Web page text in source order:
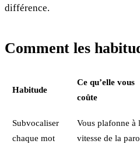
différence.
Comment les
Habitude
Ce qu’elle vous
coûte
Subvocaliser
chaque mot
Vous plafonne à
vitesse de la